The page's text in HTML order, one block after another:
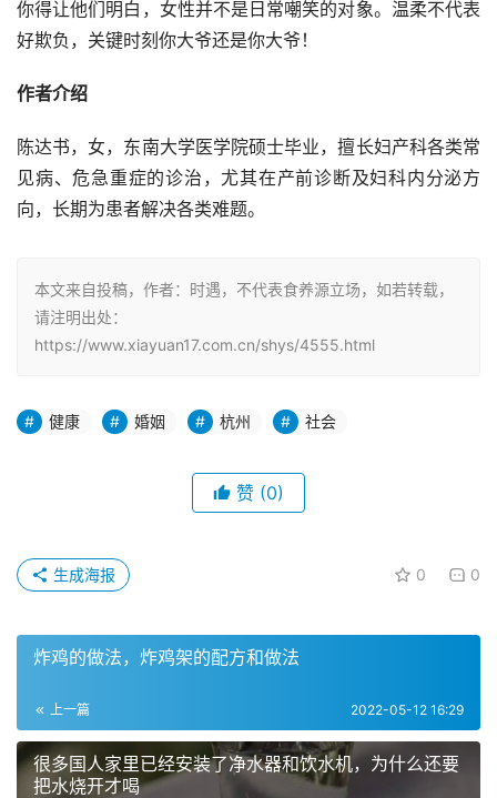
你得让他们明白，女性并不是日常嘲笑的对象。温柔不代表
好欺负，关键时刻你大爷还是你大爷！
作者介绍
陈达书，女，东南大学医学院硕士毕业，擅长妇产科各类常
见病、危急重症的诊治，尤其在产前诊断及妇科内分泌方
向，长期为患者解决各类难题。
本文来自投稿，作者：时遇，不代表食养源立场，如若转载，
请注明出处：
https://www.xiayuan17.com.cn/shys/4555.html
健康 婚姻 杭州 社会
赞 (0)
0 0
生成海报
炸鸡的做法，炸鸡架的配方和做法
上一篇 2022-05-12 16:29
很多国人家里已经安装了净水器和饮水机，为什么还要
把水烧开才喝